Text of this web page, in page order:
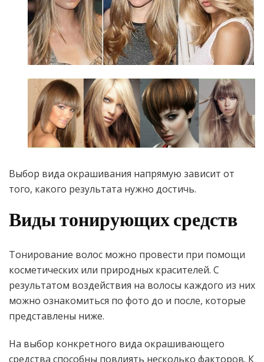
Выбор вида окрашивания напрямую зависит от
того, какого результата нужно достичь.
Виды тонирующих средств
Тонирование волос можно провести при помощи
косметических или природных красителей. С
результатом воздействия на волосы каждого из них
можно ознакомиться по фото до и после, которые
представлены ниже.
На выбор конкретного вида окрашивающего
средства способны повлиять несколько факторов. К